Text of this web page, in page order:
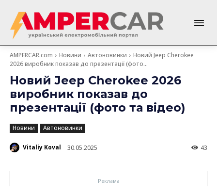
AMPERCAR.com Новини Автоновинки
Новий Jeep Cherokee
2026 виробник показав до презентації (фото...
Новий Jeep Cherokee 2026
виробник показав до
презентації (фото та відео)
Новини Автоновинки
Vitaliy Koval 30.05.2025 43